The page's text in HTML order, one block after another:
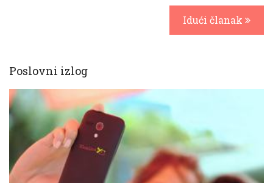
Idući članak
Poslovni izlog